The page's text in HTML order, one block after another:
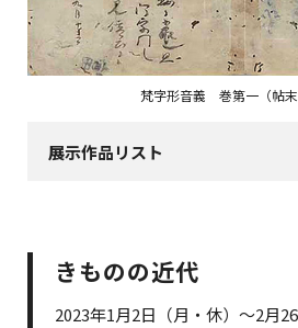
梵字形音義 巻第一（帖
展示作品リスト
きものの近代
2023年1月2日（月・休）～2月26